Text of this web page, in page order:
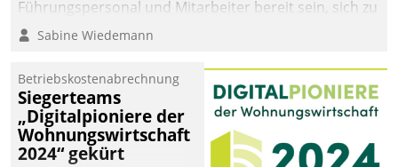
Führungspersonal und Mitarbeiter bereit sein, sich zu
verändern und anzupassen, sonst werden sie an ihr
Sabine Wiedemann
Betriebskostenabrechnung
Siegerteams
„Digitalpioniere der
Wohnungswirtschaft
2024“ gekürt